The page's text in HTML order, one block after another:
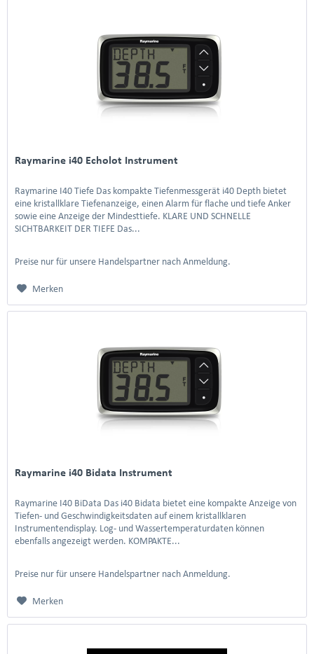
Raymarine i40 Echolot Instrument
Raymarine I40 Tiefe Das kompakte Tiefenmessgerät i40 Depth bietet
eine kristallklare Tiefenanzeige, einen Alarm für flache und tiefe Anker
sowie eine Anzeige der Mindesttiefe. KLARE UND SCHNELLE
SICHTBARKEIT DER TIEFE Das...
Preise nur für unsere Handelspartner nach Anmeldung.
Merken
Raymarine i40 Bidata Instrument
Raymarine I40 BiData Das i40 Bidata bietet eine kompakte Anzeige von
Tiefen- und Geschwindigkeitsdaten auf einem kristallklaren
Instrumentendisplay. Log- und Wassertemperaturdaten können
ebenfalls angezeigt werden. KOMPAKTE...
Preise nur für unsere Handelspartner nach Anmeldung.
Merken